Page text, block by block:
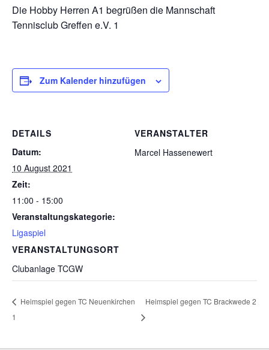
Die Hobby Herren A1 begrüßen die Mannschaft
Tennisclub Greffen e.V. 1
Zum Kalender hinzufügen
DETAILS
Datum:
10 August 2021
Zeit:
11:00 - 15:00
Veranstaltungskategorie:
Ligaspiel
VERANSTALTUNGSORT
Clubanlage TCGW
VERANSTALTER
Marcel Hassenewert
Heimspiel gegen TC Neuenkirchen
1
Heimspiel gegen TC Brackwede 2